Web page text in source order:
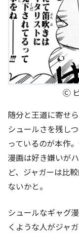
Ⓒ
随分と王道に寄せ
シュールさを残し
っているのが本作
漫画は好き嫌いが
ど、ジャガーは比
ないかと。
シュールなギャグ
くような人がジャ